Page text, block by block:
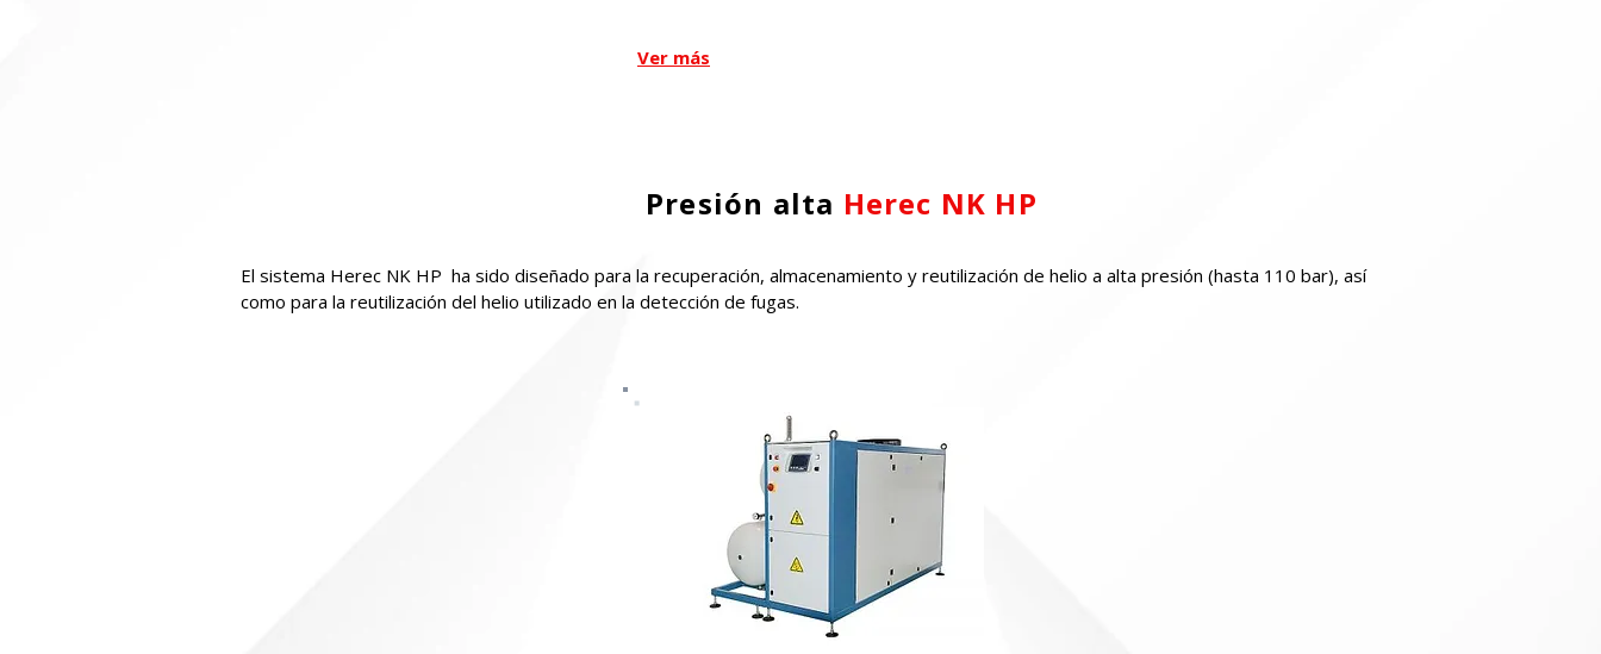
Ver más
Presión alta Herec NK HP
El sistema Herec NK HP ha sido diseñado para la recuperación, almacenamiento y reutilización de helio a alta presión (hasta 110 bar), así
como para la reutilización del helio utilizado en la detección de fugas.